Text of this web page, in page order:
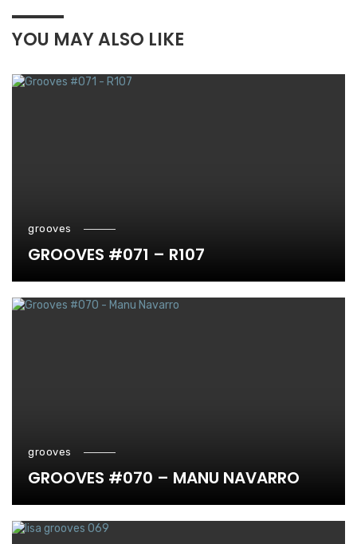
YOU MAY ALSO LIKE
grooves
GROOVES #071 – R107
grooves
GROOVES #070 – MANU NAVARRO